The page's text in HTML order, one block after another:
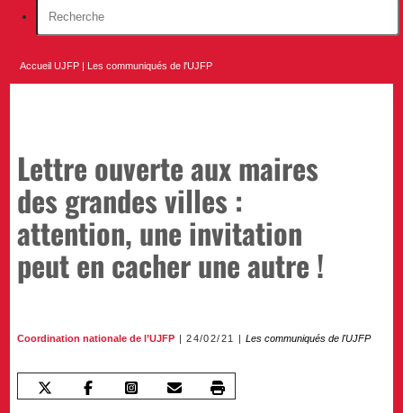
Accueil UJFP Les communiqués de l'UJFP
Lettre ouverte aux maires
des grandes villes :
attention, une invitation
peut en cacher une autre !
Coordination nationale de l’UJFP 24/02/21 Les communiqués de l'UJFP